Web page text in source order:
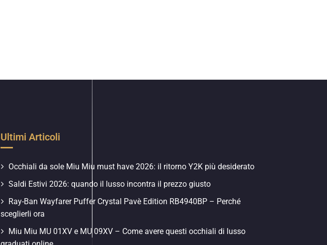
Ultimi Articoli
Occhiali da sole Miu Miu must have 2026: il ritorno Y2K più desiderato
Saldi Estivi 2026: quando il lusso incontra il prezzo giusto
Ray-Ban Wayfarer Puffer Crystal Pavè Edition RB4940BP – Perché
sceglierli ora
Miu Miu MU 01XV e MU 09XV – Come avere questi occhiali di lusso